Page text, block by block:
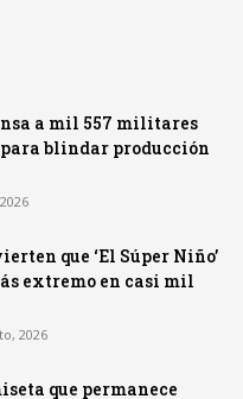
a mil 557 militares
blindar producción
que ‘El Súper Niño’
extremo en casi mil
2026
que permanece